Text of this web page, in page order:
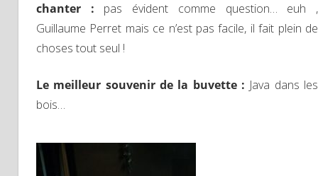
chanter : pas évident comme question… euh ,
Guillaume Perret mais ce n’est pas facile, il fait plein de
choses tout seul !
Le meilleur souvenir de la buvette : Java dans les
bois…